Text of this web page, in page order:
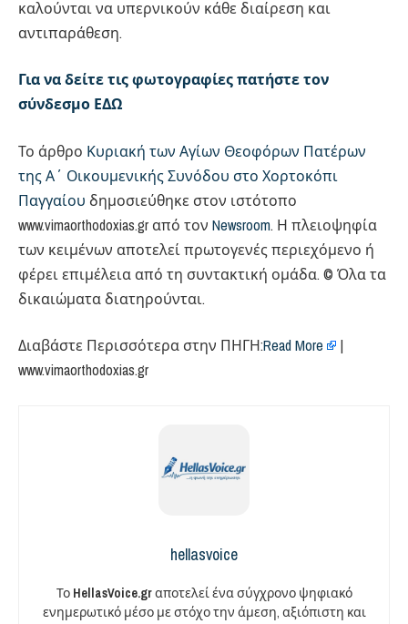
καλούνται να υπερνικούν κάθε διαίρεση και
αντιπαράθεση.
Για να δείτε τις φωτογραφίες πατήστε τον
σύνδεσμο ΕΔΩ
Το άρθρο Κυριακή των Αγίων Θεοφόρων Πατέρων
της Α΄ Οικουμενικής Συνόδου στο Χορτοκόπι
Παγγαίου δημοσιεύθηκε στον ιστότοπο
www.vimaorthodoxias.gr από τον Newsroom. Η πλειοψηφία
των κειμένων αποτελεί πρωτογενές περιεχόμενο ή
φέρει επιμέλεια από τη συντακτική ομάδα. © Όλα τα
δικαιώματα διατηρούνται.
Διαβάστε Περισσότερα στην ΠΗΓΗ:Read More
|
www.vimaorthodoxias.gr
hellasvoice
Το HellasVoice.grαποτελεί ένα σύγχρονο ψηφιακό
ενημερωτικό μέσο με στόχο την άμεση, αξιόπιστη και